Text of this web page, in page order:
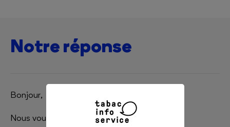
Notre réponse
Bonjour,
Nous vous remercions pour votre question.